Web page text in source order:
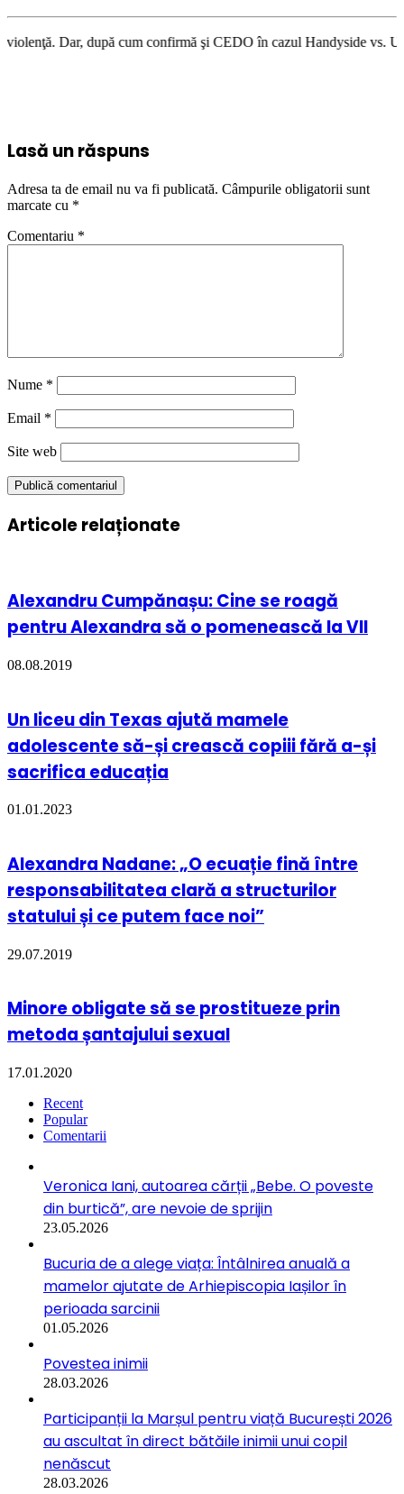
cum confirmă şi CEDO în cazul Handyside vs. UK (para 49),
Lasă un răspuns
Adresa ta de email nu va fi publicată. Câmpurile obligatorii sunt
marcate cu *
Comentariu *
Nume *
Email *
Site web
Articole relaționate
Alexandru Cumpănașu: Cine se roagă
pentru Alexandra să o pomenească la VII
08.08.2019
Un liceu din Texas ajută mamele
adolescente să-și crească copiii fără a-și
sacrifica educația
01.01.2023
Alexandra Nadane: „O ecuație fină între
responsabilitatea clară a structurilor
statului și ce putem face noi”
29.07.2019
Minore obligate să se prostitueze prin
metoda șantajului sexual
17.01.2020
Recent
Popular
Comentarii
Veronica Iani, autoarea cărții „Bebe. O poveste
din burtică”, are nevoie de sprijin
23.05.2026
Bucuria de a alege viața: Întâlnirea anuală a
mamelor ajutate de Arhiepiscopia Iașilor în
perioada sarcinii
01.05.2026
Povestea inimii
28.03.2026
Participanții la Marșul pentru viață București 2026
au ascultat în direct bătăile inimii unui copil
nenăscut
28.03.2026